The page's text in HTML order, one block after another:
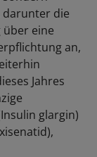
darunter die
über eine
an,
Jahres
glargin)